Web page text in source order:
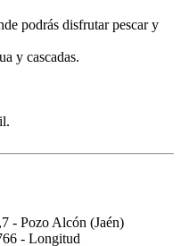
podrás disfrutar pescar y
y cascadas.
- Pozo Alcón (Jaén)
- Longitud